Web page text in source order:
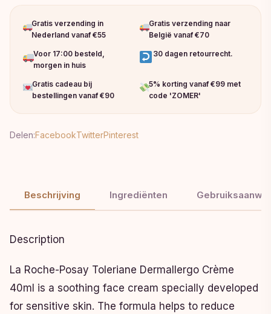
Gratis verzending in
Nederland vanaf €55
Gratis verzending naar
België vanaf €70
Voor 17:00 besteld,
morgen in huis
30 dagen retourrecht.
Gratis cadeau bij
bestellingen vanaf €90
5% korting vanaf €99 met
code 'ZOMER'
Delen:FacebookTwitterPinterest
Beschrijving Ingrediënten
Description
La Roche-Posay Toleriane Dermallergo Crème
40ml is a soothing face cream specially developed
for sensitive skin. The formula helps to reduce